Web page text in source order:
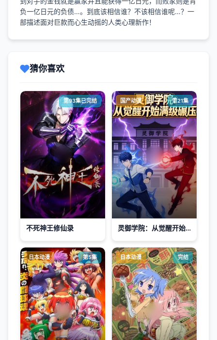
负一亿日元的负债…。 到底该相信谁？不该相信谁呢…？ 一
部描述面对巨款而心生动摇的人类心理新作！
猜你喜欢
第93集已完结
不死神王修仙录
国产动漫 第21集
灵御学院：从觉醒开始满级碾压
日本动漫 第5集 日本动漫 完结